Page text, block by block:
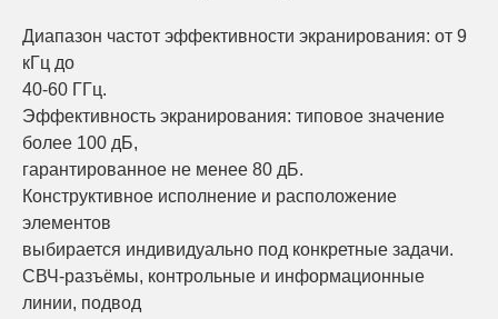
Диапазон частот эффективности экранирования: от 9
кГц до
40-60 ГГц.
Эффективность экранирования: типовое значение
более 100 дБ,
гарантированное не менее 80 дБ.
Конструктивное исполнение и расположение
элементов
выбирается индивидуально под конкретные задачи.
СВЧ-разъёмы, контрольные и информационные
линии, подвод